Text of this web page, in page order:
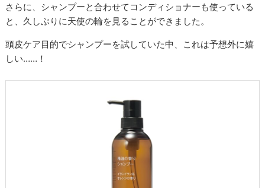
さらに、シャンプーと合わせてコンディショナーも使っている
と、久しぶりに天使の輪を見ることができました。
頭皮ケア目的でシャンプーを試していた中、これは予想外に嬉
しい……！